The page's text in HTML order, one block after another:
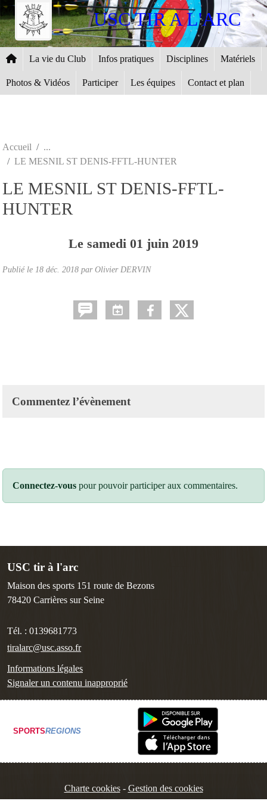
USC TIR A L'ARC
La vie du Club Infos pratiques Disciplines Matériels
Photos & Vidéos Participer Les équipes Contact et plan
Accueil
LE MESNIL ST DENIS-FFTL-HUNTER
LE MESNIL ST DENIS-FFTL-
HUNTER
Le samedi 01 juin 2019
Publié le 18 déc. 2018 parOlivier DERVIN
Commentez l’évènement
Connectez-vous pour pouvoir participer aux commentaires.
USC tir à l'arc
Maison des sports 151 route de Bezons
78420 Carrières sur Seine
Tél. : 0139681773
tiralarc@usc.asso.fr
Informations légales
Signaler un contenu inapproprié
SPORTSREGIONS
Charte cookies Gestion des cookies
Panneau de gestion des cookies